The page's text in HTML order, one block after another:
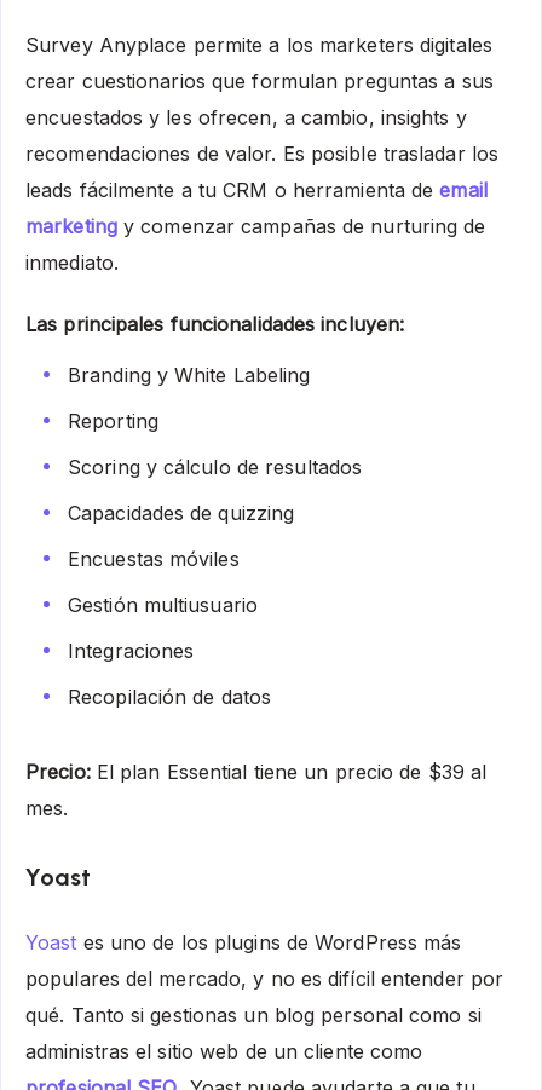
Survey Anyplace permite a los marketers digitales
crear cuestionarios que formulan preguntas a sus
encuestados y les ofrecen, a cambio, insights y
recomendaciones de valor. Es posible trasladar los
leads fácilmente a tu CRM o herramienta deemail
marketingy comenzar campañas de nurturing de
inmediato.
Las principales funcionalidades incluyen:
Branding y White Labeling
Reporting
Scoring y cálculo de resultados
Capacidades de quizzing
Encuestas móviles
Gestión multiusuario
Integraciones
Recopilación de datos
Precio: El plan Essential tiene un precio de $39 al
mes.
Yoast
Yoast es uno de los plugins de WordPress más
populares del mercado, y no es difícil entender por
qué. Tanto si gestionas un blog personal como si
administras el sitio web de un cliente como